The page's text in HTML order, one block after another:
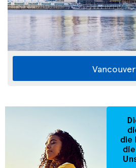
Vancouver